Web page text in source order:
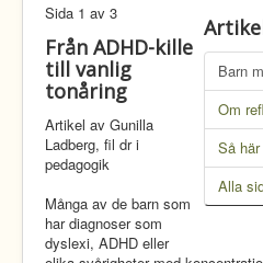
Barn
Om
Så
Alla
Sida 1 av 3
Från ADHD-kille
till vanlig
tonåring
Artikel av Gunilla
Ladberg, fil dr i
pedagogik
Många av de barn som
har diagnoser som
dyslexi, ADHD eller